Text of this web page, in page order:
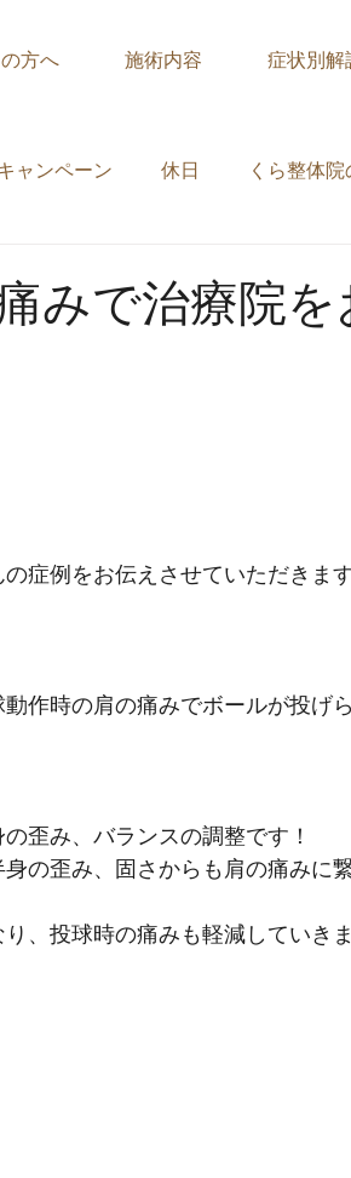
方へ 施術内容 症状別解
ャンペーン 休日 くら整体
みで治療院
症例をお伝えさせていただきます
作時の肩の痛みでボールが投げ
歪み、バランスの調整です！
の歪み、固さからも肩の痛みに
、投球時の痛みも軽減していき